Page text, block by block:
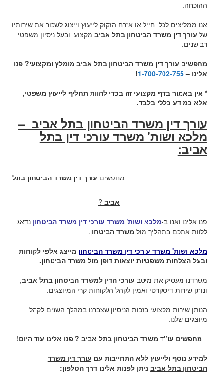
ההוכחה.
אנו ממליצים לכל חייל או אזרח הזקוק לייעוץ וייצוג לשכור את שירותיו
של עורך דין משרד הביטחון בתל אביב מקצועי ובעל ניסיון משפטי
רב שנים.
מחפשים עורך דין משרד הביטחון בתל אביב מומלץ ומקצועי? פנו
אלינו –1-700-702-755
!
* אין באמור בדף מקצועי זה בכדי להוות תחליף לייעוץ משפטי,
אלא כמידע כללי בלבד.
עורך דין משרד הביטחון בתל אביב –
מלכא ושות' משרד עורכי דין בתל
אביב:
מחפשים עורך דין משרד הביטחון בתל
אביב ?
פנו אלינו ואנו ב-מלכא ושות' משרד עורכי דין משרד הביטחון נדאג
ללוות אתכם בתהליך מול משרד הביטחון.
מלכא ושות' משרד עורכי דין משרד הביטחון מייצג אלפי לקוחות
ובעל הצלחות משפטיות יוצאות דופן מול משרד הביטחון.
משרדנו מעסיק את מיטב עורכי הדין למשרד הביטחון בתל אביב,
ונותן שירות דיסקרטי ואמין לקהל הלקוחות קרי המיוצגים.
הנותן שירות מקצועי בזכות הניסיון שצברנו במהלך השנים לקהל
מיוצגים שלנו.
מחפשים עו"ד משרד הביטחון בתל אביב ? פנו אלינו עוד היום!
למידע נוסף ולייעוץ ללא התחייבות עם עורך דין משרד
הביטחון בתל אביב ניתן לפנות אלינו דרך הטלפון: